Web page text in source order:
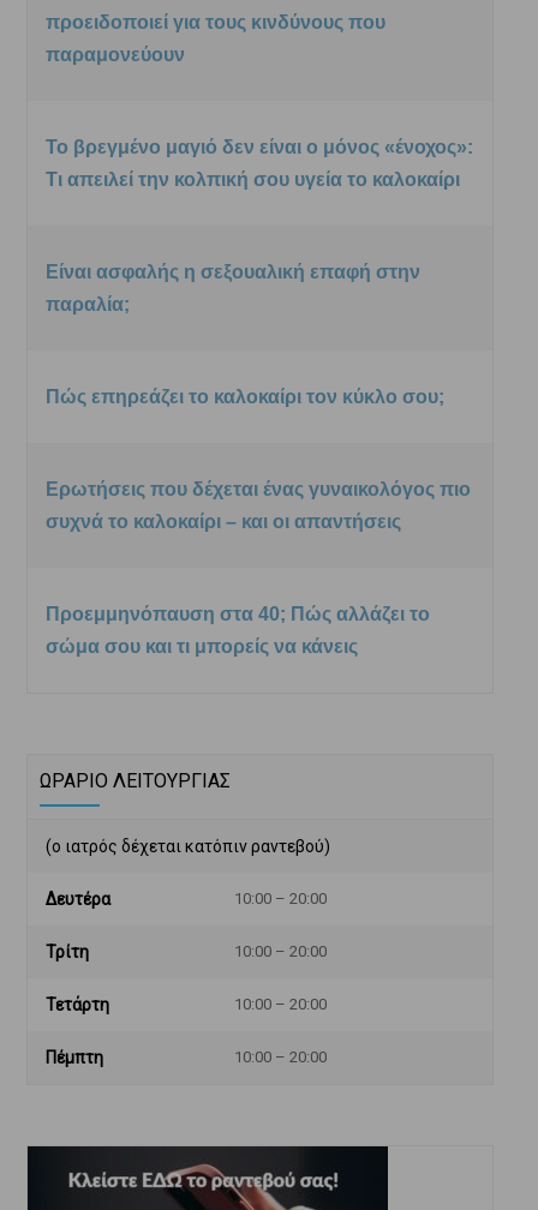
προειδοποιεί για τους κινδύνους που
παραμονεύουν
Το βρεγμένο μαγιό δεν είναι ο μόνος «ένοχος»:
Τι απειλεί την κολπική σου υγεία το καλοκαίρι
Είναι ασφαλής η σεξουαλική επαφή στην
παραλία;
Πώς επηρεάζει το καλοκαίρι τον κύκλο σου;
Ερωτήσεις που δέχεται ένας γυναικολόγος πιο
συχνά το καλοκαίρι – και οι απαντήσεις
Προεμμηνόπαυση στα 40; Πώς αλλάζει το
σώμα σου και τι μπορείς να κάνεις
ΩΡΑΡΙΟ ΛΕΙΤΟΥΡΓΙΑΣ
(ο ιατρός δέχεται κατόπιν ραντεβού)
Δευτέρα 10:00 – 20:00
Τρίτη 10:00 – 20:00
Τετάρτη 10:00 – 20:00
Πέμπτη 10:00 – 20:00